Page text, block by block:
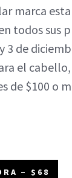
marca
todos sus
3 de
el
de $100 o
– $68